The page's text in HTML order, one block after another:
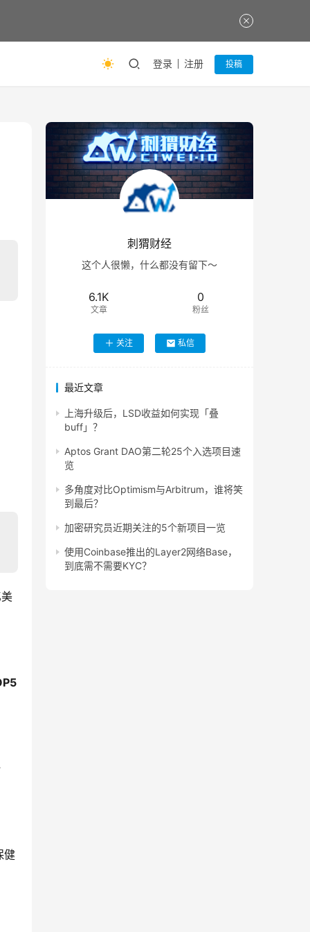
登录 注册 投稿
健
刺猬财经
这个人很懒，什么都没有留下～
6.1K
文章
0
粉丝
关注 私信
最近文章
上海升级后，LSD收益如何实现「叠
buff」？
Aptos Grant DAO第二轮25个入选项目速
览
多角度对比Optimism与Arbitrum，谁将笑
到最后？
加密研究员近期关注的5个新项目一览
使用Coinbase推出的Layer2网络Base，
到底需不需要KYC？